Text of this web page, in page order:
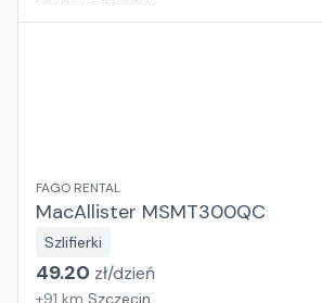
FAGO RENTAL
MacAllister MSMT300QC
Szlifierki
49.20 zł/dzień
+91 km Szczecin